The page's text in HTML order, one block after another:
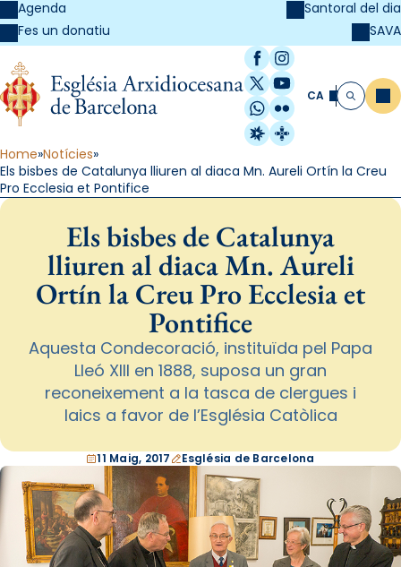
Agenda
Fes un donatiu
Santoral del dia
SAVA
Facebook
Instagram
X / Twitter
YouTube
WhatsApp
Flickr
Radio Estel
Catalunya
CA Cerca
Home Notícies
Els bisbes de Catalunya lliuren al diaca Mn. Aureli Ortín la Creu
Pro Ecclesia et Pontifice
Els bisbes de Catalunya
lliuren al diaca Mn. Aureli
Ortín la Creu Pro Ecclesia et
Pontifice
Aquesta Condecoració, instituïda pel Papa
Lleó XIII en 1888, suposa un gran
reconeixement a la tasca de clergues i
laics a favor de l’Església Catòlica
11 Maig, 2017 Església de Barcelona